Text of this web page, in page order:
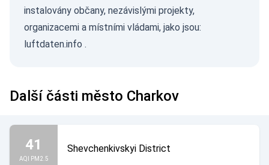
instalovány občany, nezávislými projekty,
organizacemi a místními vládami, jako jsou:
luftdaten.info .
Další části město Charkov
41
AQI PM2.5
Shevchenkivskyi District